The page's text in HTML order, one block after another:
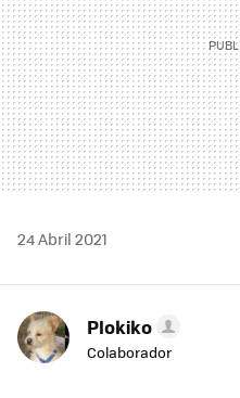
24 Abril 2021
Plokiko
Colaborador